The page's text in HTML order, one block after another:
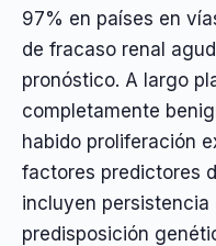
97% en países en
de fracaso renal
pronóstico. A largo
completamente
habido proliferación
factores predictores
incluyen
predisposición